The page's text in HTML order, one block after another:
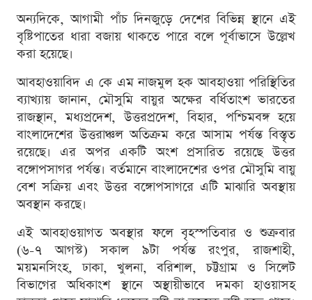
অন্যদিকে, আগামী পাঁচ দিনজুড়ে দেশের বিভিন্ন স্থানে এই
বৃষ্টিপাতের ধারা বজায় থাকতে পারে বলে পূর্বাভাসে উল্লেখ
করা হয়েছে।
আবহাওয়াবিদ এ কে এম নাজমুল হক আবহাওয়া পরিস্থিতির
ব্যাখ্যায় জানান, মৌসুমি বায়ুর অক্ষের বর্ধিতাংশ ভারতের
রাজস্থান, মধ্যপ্রদেশ, উত্তরপ্রদেশ, বিহার, পশ্চিমবঙ্গ হয়ে
বাংলাদেশের উত্তরাঞ্চল অতিক্রম করে আসাম পর্যন্ত বিস্তৃত
রয়েছে। এর অপর একটি অংশ প্রসারিত রয়েছে উত্তর
বঙ্গোপসাগর পর্যন্ত। বর্তমানে বাংলাদেশের ওপর মৌসুমি বায়ু
বেশ সক্রিয় এবং উত্তর বঙ্গোপসাগরে এটি মাঝারি অবস্থায়
অবস্থান করছে।
এই আবহাওয়াগত অবস্থার ফলে বৃহস্পতিবার ও শুক্রবার
(৬-৭ আগস্ট) সকাল ৯টা পর্যন্ত রংপুর, রাজশাহী,
ময়মনসিংহ, ঢাকা, খুলনা, বরিশাল, চট্টগ্রাম ও সিলেট
বিভাগের অধিকাংশ স্থানে অস্থায়ীভাবে দমকা হাওয়াসহ